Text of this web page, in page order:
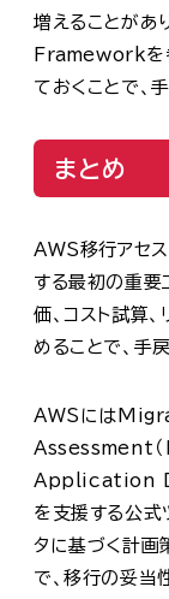
増えることが
Frameworkを
ておくことで、
まとめ
AWS移行アセス
する最初の重要
価、コスト試算
めることで、手
AWSには
Assessment
Application
を支援する公式
タに基づく計画
で、移行の妥当